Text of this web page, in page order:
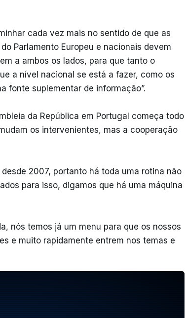
cada vez mais no sentido de que as
Parlamento Europeu e nacionais devem
a ambos os lados, para que tanto o
a nível nacional se está a fazer, como os
fonte suplementar de informação”.
da República em Portugal começa todo
os intervenientes, mas a cooperação
2007, portanto há toda uma rotina não
para isso, digamos que há uma máquina
nós temos já um menu para que os nossos
e muito rapidamente entrem nos temas e